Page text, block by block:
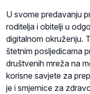
U svome predavanju
roditelja i obitelji u
digitalnom okruženju.
štetnim posljedicama
društvenih mreža na
korisne savjete za
je i smjernice za